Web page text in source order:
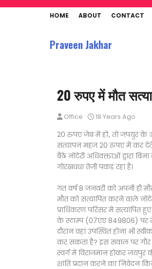
HOME ABOUT CONTACT
Praveen Jakhar
20 रुपए में मौत
Office 18 Years Ago
20 रुपए जेब में हों, तो जपयुर के
सत्यापन महज 20 रुपए में कर देते
बैठे नोटेरी अधिवक्ताओं द्वारा
गोरखधंधा तेजी पकड़ रहा है।
गत वर्ष 8 जनवरी को अपनी ही
मौत को सत्यापित करने वाले
प्राधिकरण परिसर में सत्यापित
के स्टाम्प (07एए 849806) पर
दौरान वहां उपस्थित होना भी
कर सकता है? इस सवाल पर गौर
स्वर्ग में विराजमान होकर जयपुर
शांति प्रदान करने का निवेदन